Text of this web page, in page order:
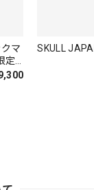
ょっと良い。厚め
マ
定
SKULL